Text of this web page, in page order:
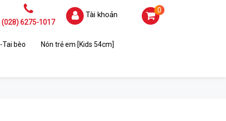
(028) 6275-1017
Tài khoản 0
Tai bèo Nón trẻ em [Kids 54cm]